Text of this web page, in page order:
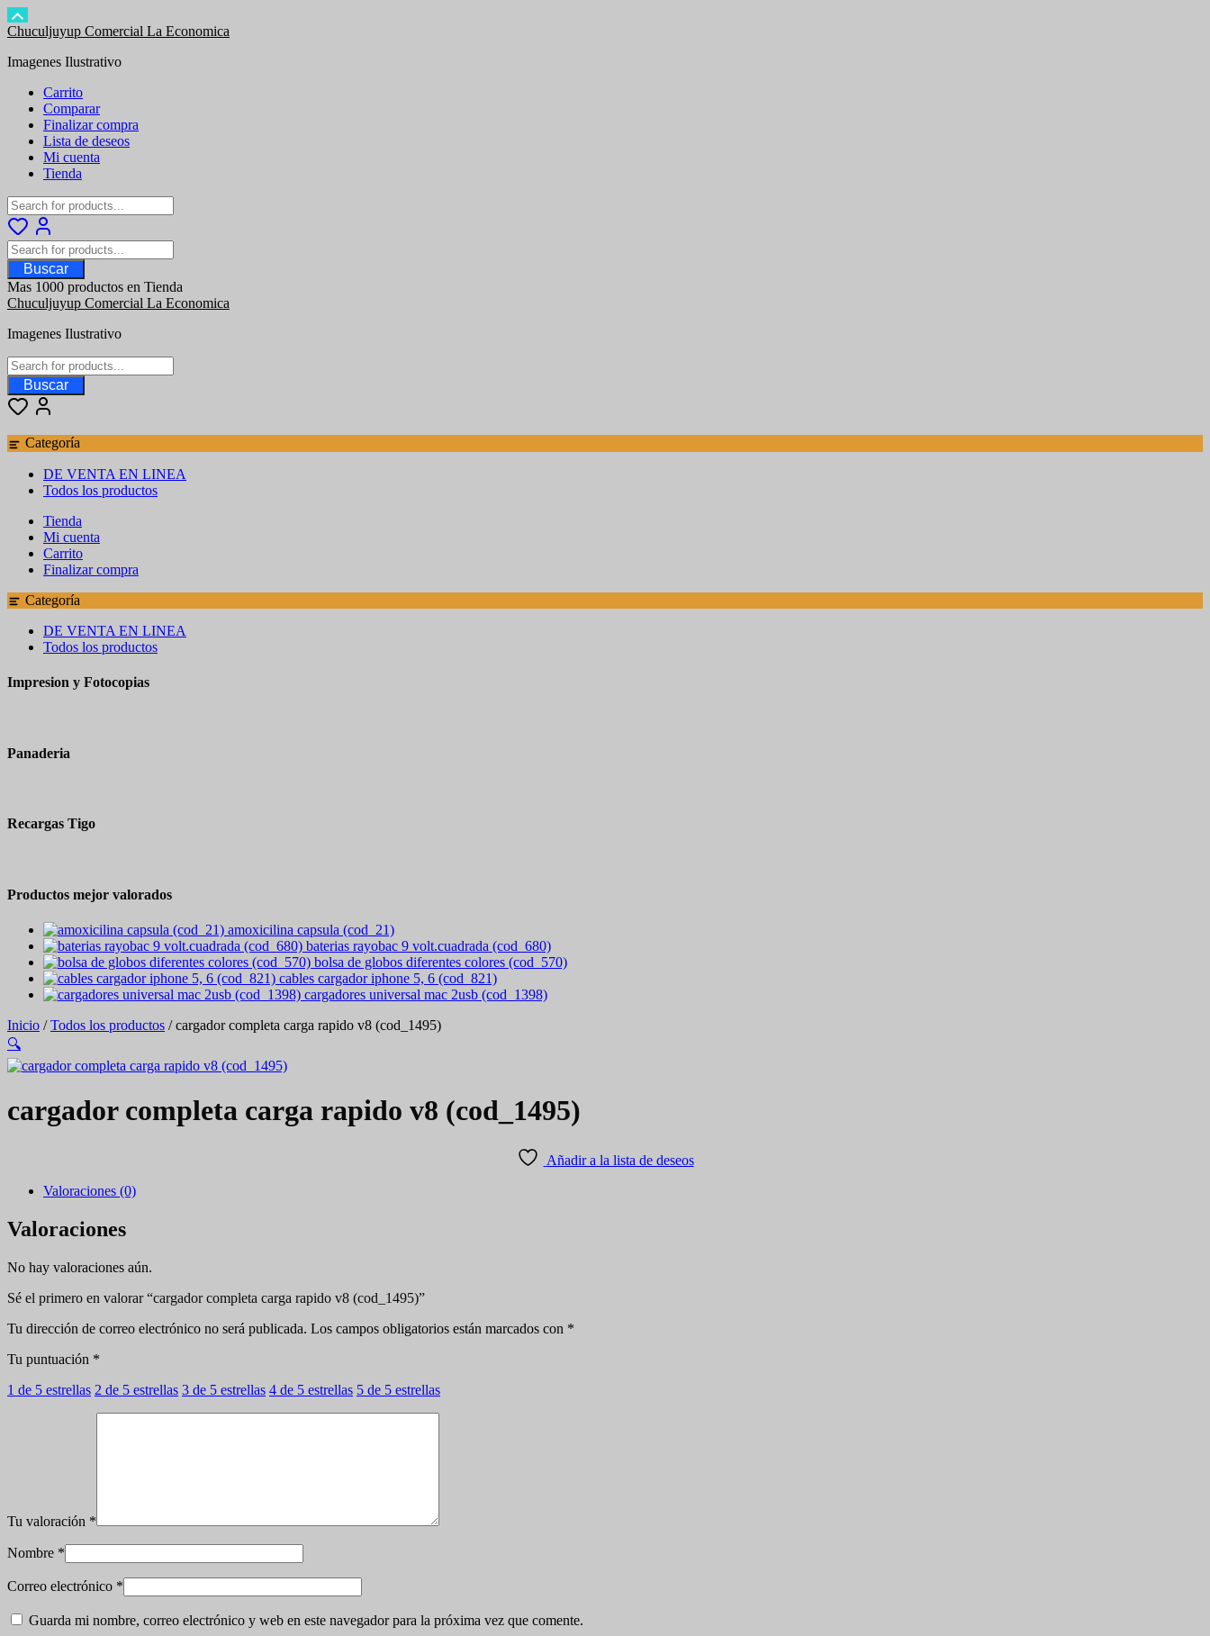
Saltar
contenido
Chuculjuyup Comercial La Economica
Imagenes Ilustrativo
Carrito
Comparar
Finalizar compra
Lista de deseos
Mi cuenta
Tienda
Buscar
Mas 1000 productos en Tienda
Chuculjuyup Comercial La Economica
Imagenes Ilustrativo
Buscar
Categoría
DE VENTA EN LINEA
Todos los productos
Tienda
Mi cuenta
Carrito
Finalizar compra
Categoría
DE VENTA EN LINEA
Todos los productos
Impresion y Fotocopias
Panaderia
Recargas Tigo
Productos mejor valorados
amoxicilina capsula (cod_21)
baterias rayobac 9 volt.cuadrada (cod_680)
bolsa de globos diferentes colores (cod_570)
cables cargador iphone 5, 6 (cod_821)
cargadores universal mac 2usb (cod_1398)
Inicio /Todos los productos / cargador completa carga rapido v8 (cod_1495)
🔍
cargador completa carga rapido v8 (cod_1495)
Añadir a la lista de deseos
Valoraciones (0)
Valoraciones
No hay valoraciones aún.
Sé el primero en valorar “cargador completa carga rapido v8 (cod_1495)”
Tu dirección de correo electrónico no será publicada. Los campos obligatorios están marcados con *
Tu puntuación *
1 de 5 estrellas 2 de 5 estrellas 3 de 5 estrellas 4 de 5 estrellas 5 de 5 estrellas
Tu valoración *
Nombre *
Correo electrónico *
Guarda mi nombre, correo electrónico y web en este navegador para la próxima vez que comente.